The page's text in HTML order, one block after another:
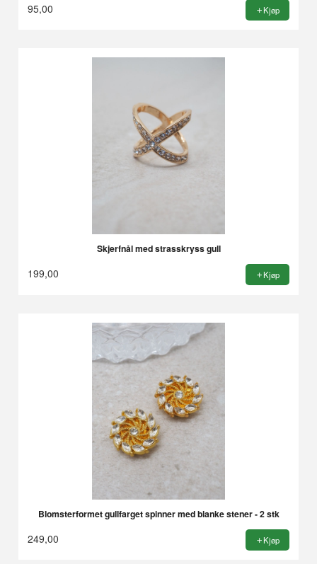
95,00 Kjøp
Skjerfnål med strasskryss gull
199,00 Kjøp
Blomsterformet gullfarget spinner med blanke stener - 2 stk
249,00 Kjøp